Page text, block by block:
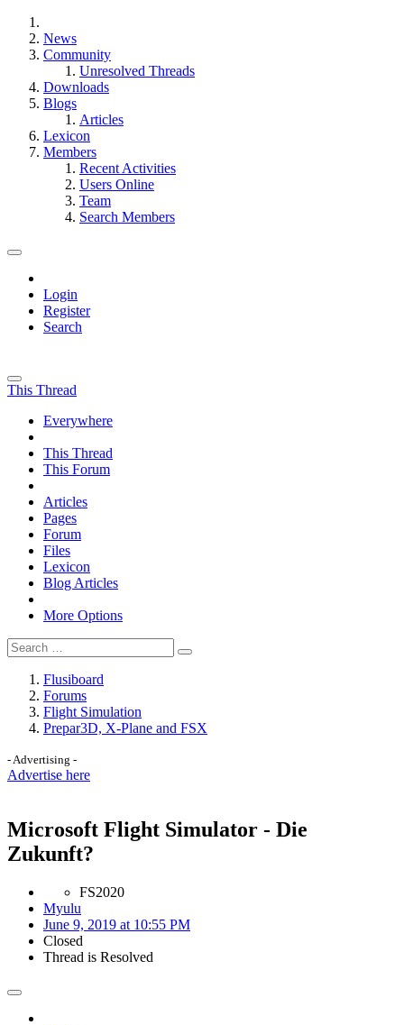
News
Community
Unresolved Threads
Downloads
Blogs
Articles
Lexicon
Members
Recent Activities
Users Online
Team
Search Members
Login
Register
Search
This Thread
Everywhere
This Thread
This Forum
Articles
Pages
Forum
Files
Lexicon
Blog Articles
More Options
Flusiboard
Forums
Flight Simulation
Prepar3D, X-Plane and FSX
- Advertising -
Advertise here
Microsoft Flight Simulator - Die
Zukunft?
FS2020
Myulu
June 9, 2019 at 10:55 PM
Closed
Thread is Resolved